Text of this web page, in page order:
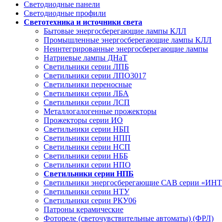
Светодиодные панели
Светодиодные профили
Светотехника и источники света
Бытовые энергосберегающие лампы КЛЛ
Промышленные энергосберегающие лампы КЛЛ
Неинтегрированные энергосберегающие лампы
Натриевые лампы ДНаТ
Светильники серии ЛПБ
Светильники серии ЛПО3017
Светильники переносные
Светильники серии ЛБА
Светильники серии ЛСП
Металлогалогенные прожекторы
Прожекторы серии ИО
Светильники серии НБП
Светильники серии НПП
Светильники серии НСП
Светильники серии НББ
Светильники серии НПО
Светильники серии НПБ
Светильники энергосберегающие САВ серии
Светильники серии НТУ
Светильники серии РКУ06
Патроны керамические
Фотореле (светочувствительные автоматы) (ФРЛ)